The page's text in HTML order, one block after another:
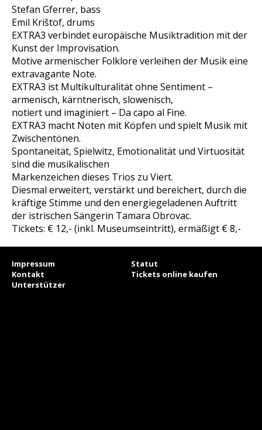
Stefan Gferrer, bass
Emil Krištof, drums
EXTRA3 verbindet europäische Musiktradition mit der
Kunst der Improvisation.
Motive armenischer Folklore verleihen der Musik eine
extravagante Note.
EXTRA3 ist Multikulturalität ohne Sentiment –
armenisch, kärntnerisch, slowenisch,
notiert und imaginiert – Da capo al Fine.
EXTRA3 macht Noten mit Köpfen und spielt Musik mit
Zwischentönen.
Spontaneität, Spielwitz, Emotionalität und Virtuosität
sind die musikalischen
Markenzeichen dieses Trios zu Viert.
Diesmal erweitert, verstärkt und bereichert, durch die
kräftige Stimme und den energiegeladenen Auftritt
der istrischen Sängerin Tamara Obrovac.
Tickets: € 12,- (inkl. Museumseintritt), ermäßigt € 8,-
Impressum
Statut
Kontakt
Tickets online kaufen
Unterstützer